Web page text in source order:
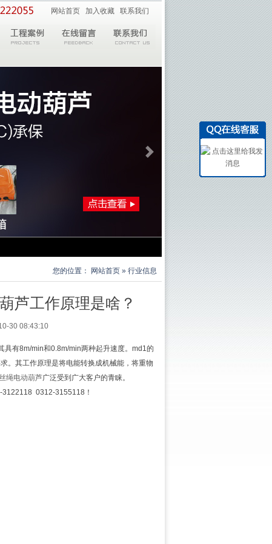
网站首页 加入收藏 联系我们
您的位置： 网站首页 » 行业信息
芦工作原理是啥？
30 08:43:10
具有8m/min和0.8m/min两种起升速度。md1的
。其工作原理是将电能转换成机械能，将重物
绳电动葫芦广泛受到广大客户的青睐。
0312-3155118！